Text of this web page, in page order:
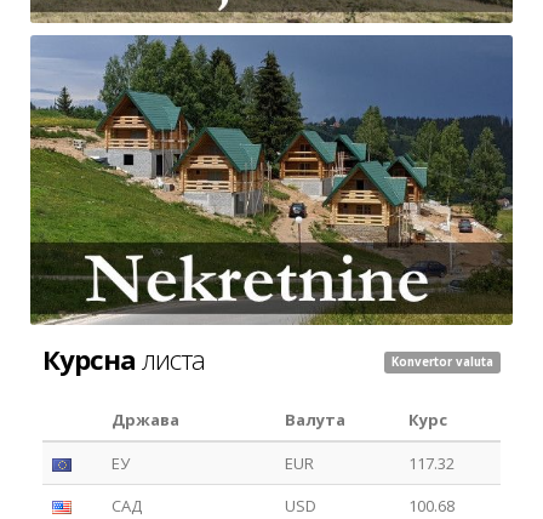
Курсна листа Konvertor valuta
Држава Валута
Курс
ЕУ
EUR
117.32
САД
USD
100.68